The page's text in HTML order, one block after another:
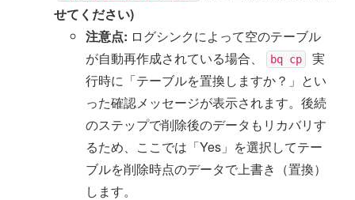
せてください)
注意点: ログシンクによって空のテーブル
が自動再作成されている場合、
bq cp
実
行時に「テーブルを置換しますか？」とい
った確認メッセージが表示されます。後続
のステップで削除後のデータもリカバリす
るため、ここでは「Yes」を選択してテー
ブルを削除時点のデータで上書き（置換）
します。